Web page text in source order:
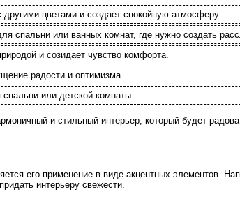
цветами и создает спокойную атмосферу.
спальни или ванных комнат, где нужно создать
и созидает чувство комфорта.
радости и оптимизма.
или детской комнаты.
и стильный интерьер, который будет
его применение в виде акцентных элементов.
интерьеру свежести.